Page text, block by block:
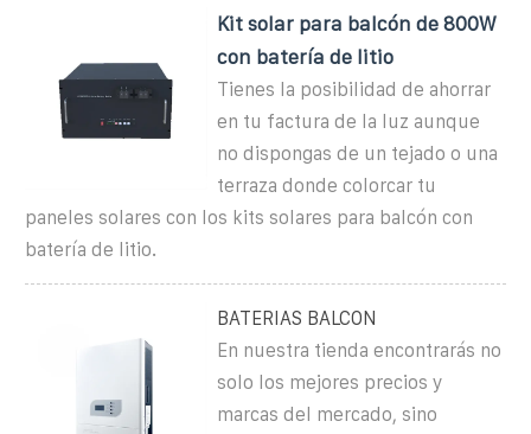
Kit solar para balcón de 800W
con batería de litio
Tienes la posibilidad de ahorrar
en tu factura de la luz aunque
no dispongas de un tejado o una
terraza donde colorcar tu
paneles solares con los kits solares para balcón con
batería de litio.
BATERIAS BALCON
En nuestra tienda encontrarás no
solo los mejores precios y
marcas del mercado, sino